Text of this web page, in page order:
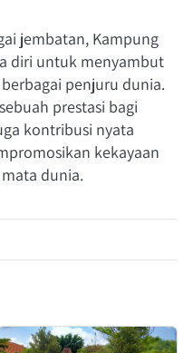
jembatan, Kampung
diri untuk menyambut
penjuru dunia.
prestasi bagi
kontribusi nyata
kekayaan
dunia.